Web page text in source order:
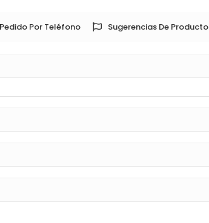
Pedido Por Teléfono Sugerencias De Producto